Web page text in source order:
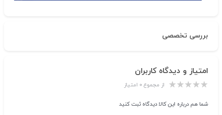
بررسی تخصصی
امتیاز و دیدگاه کاربران
از مجموع ۰ امتیاز
شما هم درباره این کالا دیدگاه ثبت کنید